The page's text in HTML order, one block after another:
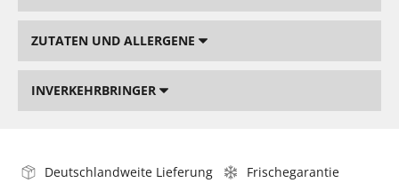
ZUTATEN UND ALLERGENE
INVERKEHRBRINGER
Deutschlandweite Lieferung
Frischegarantie